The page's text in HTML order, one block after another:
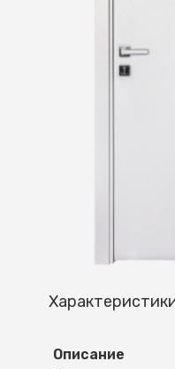
Описание